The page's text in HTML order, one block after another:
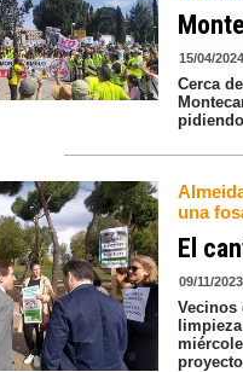
15/04/
Cerca
una
El
09/11/2023
Vecinos